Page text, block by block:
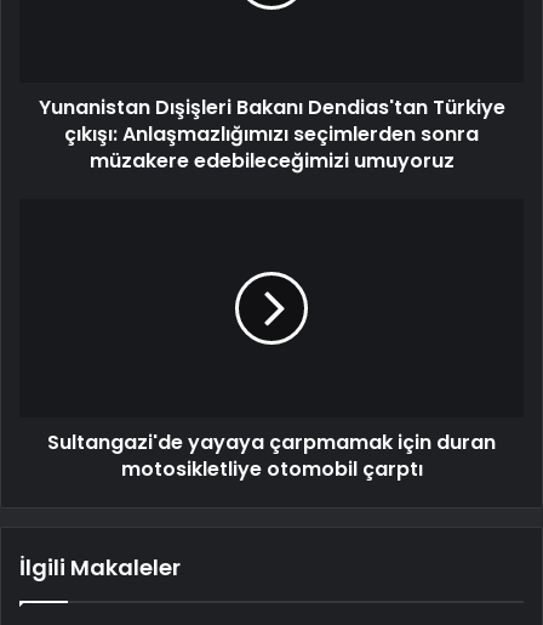
Yunanistan Dışişleri Bakanı Dendias'tan Türkiye
çıkışı: Anlaşmazlığımızı seçimlerden sonra
müzakere edebileceğimizi umuyoruz
Sultangazi'de yayaya çarpmamak için duran
motosikletliye otomobil çarptı
İlgili Makaleler